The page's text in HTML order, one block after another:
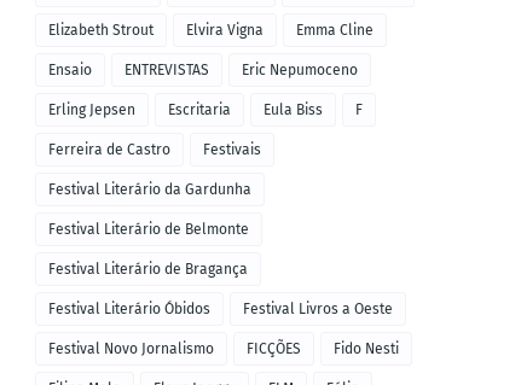
Elizabeth Strout Elvira Vigna Emma Cline
Ensaio ENTREVISTAS Eric Nepumoceno
Erling Jepsen Escritaria Eula Biss F
Ferreira de Castro Festivais
Festival Literário da Gardunha
Festival Literário de Belmonte
Festival Literário de Bragança
Festival Literário Óbidos Festival Livros a Oeste
Festival Novo Jornalismo FICÇÕES Fido Nesti